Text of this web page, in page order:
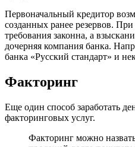
Первоначальный кредитор
созданных ранее резервов.
требования законна, а
дочерняя компания банка.
банка «Русский стандарт» и
Факторинг
Еще один способ заработать
факторинговых услуг.
Факторинг можно